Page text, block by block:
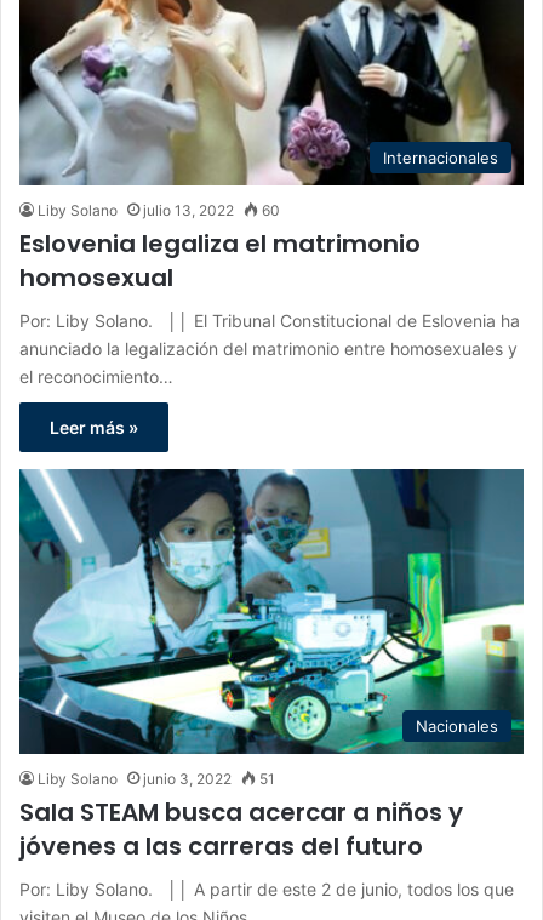
Internacionales
Liby Solano julio 13, 2022 60
Eslovenia legaliza el matrimonio
homosexual
Por: Liby Solano. ││ El Tribunal Constitucional de Eslovenia ha
anunciado la legalización del matrimonio entre homosexuales y
el reconocimiento…
Leer más »
Nacionales
Liby Solano junio 3, 2022 51
Sala STEAM busca acercar a niños y
jóvenes a las carreras del futuro
Por: Liby Solano. ││ A partir de este 2 de junio, todos los que